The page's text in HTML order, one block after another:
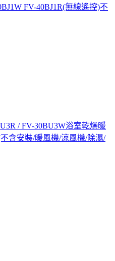
FV-40BJ1R(無線遙控)不
/ FV-30BU3W浴室乾燥暖
含安裝/暖風機/涼風機/除濕/